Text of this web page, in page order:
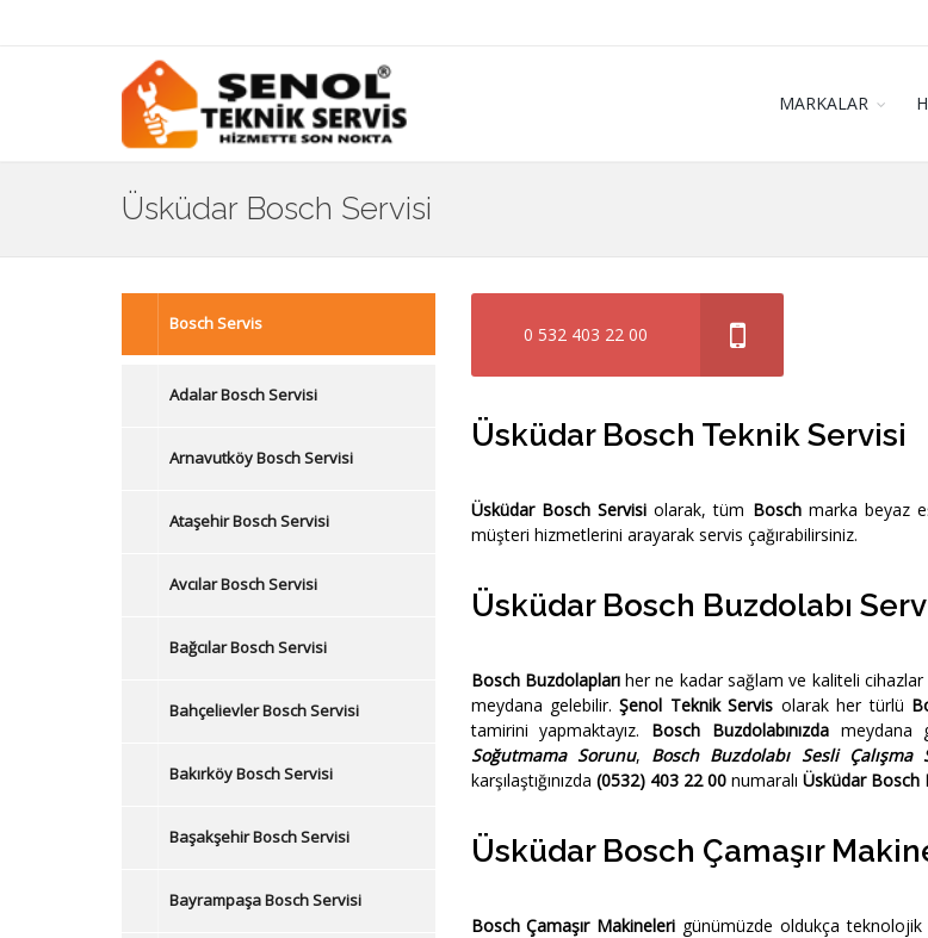
MARKALAR
Üsküdar Bosch Servisi
Bosch Servis
Adalar Bosch Servisi
Arnavutköy Bosch Servisi
Ataşehir Bosch Servisi
Avcılar Bosch Servisi
Bağcılar Bosch Servisi
Bahçelievler Bosch Servisi
Bakırköy Bosch Servisi
Başakşehir Bosch Servisi
Bayrampaşa Bosch Servisi
0 532 403 22 00
Üsküdar Bosch Teknik Servisi
Üsküdar Bosch Servisiolarak, tüm Boschmarka beyaz
müşteri hizmetlerini arayarak servis çağırabilirsiniz.
Üsküdar Bosch Buzdolabı
Bosch Buzdolaplarıher ne kadar sağlam ve kaliteli cihazlar
meydana gelebilir.Şenol Teknik Servis olarak her türlü
tamirini yapmaktayız. Bosch Buzdolabınızdameydana
Soğutmama Sorunu, Bosch Buzdolabı Sesli Çalışma
karşılaştığınızda (0532) 403 22 00numaralı Üsküdar Bosch
Üsküdar Bosch Çamaşır
Bosch Çamaşır Makineleri günümüzde oldukça teknolojik